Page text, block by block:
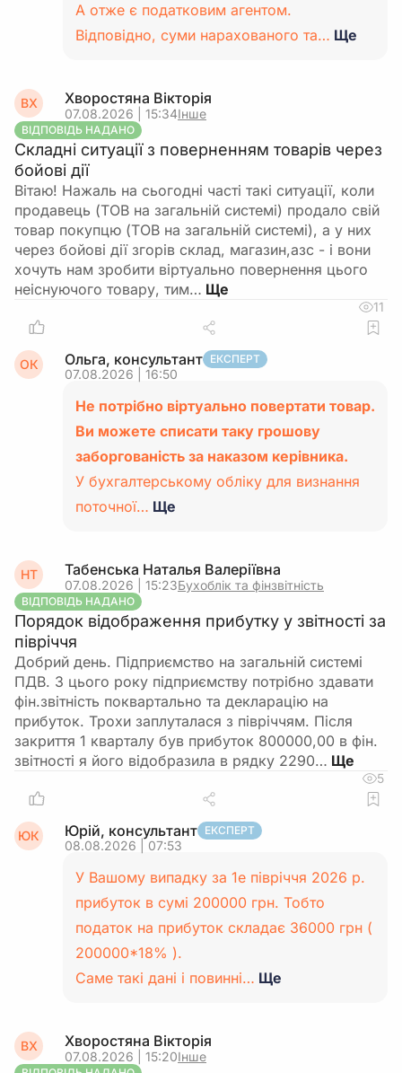
А отже є податковим агентом.
Відповідно, суми нарахованого та… Ще
ВХ Хворостяна Вікторія
07.08.2026 | 15:34Інше
ВІДПОВІДЬ НАДАНО
Складні ситуації з поверненням товарів через
бойові дії
Вітаю! Нажаль на сьогодні часті такі ситуації, коли
продавець (ТОВ на загальній системі) продало свій
товар покупцю (ТОВ на загальній системі), а у них
через бойові дії згорів склад, магазин,азс - і вони
хочуть нам зробити віртуально повернення цього
неіснуючого товару, тим…
11
ОК Ольга, консультант ЕКСПЕРТ
07.08.2026 | 16:50
Не потрібно віртуально повертати товар.
Ви можете списати таку грошову
заборгованість за наказом керівника.
У бухгалтерському обліку для визнання
поточної… Ще
НТ Табенська Наталья Валеріївна
07.08.2026 | 15:23Бухоблік та фінзвітність
ВІДПОВІДЬ НАДАНО
Порядок відображення прибутку у звітності за
півріччя
Добрий день. Підприємство на загальній системі
ПДВ. З цього року підприємству потрібно здавати
фін.звітність поквартально та декларацію на
прибуток. Трохи заплуталася з півріччям. Після
закриття 1 кварталу був прибуток 800000,00 в фін.
звітності я його відобразила в рядку 2290…
5
ЮК Юрій, консультант ЕКСПЕРТ
08.08.2026 | 07:53
У Вашому випадку за 1е півріччя 2026 р.
прибуток в сумі 200000 грн. Тобто
податок на прибуток складає 36000 грн (
200000*18% ).
Саме такі дані і повинні… Ще
ВХ Хворостяна Вікторія
07.08.2026 | 15:20Інше